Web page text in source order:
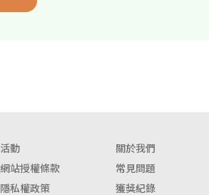
活動 關於我們
網站授權條款 常見問題
隱私權政策 獲獎紀錄